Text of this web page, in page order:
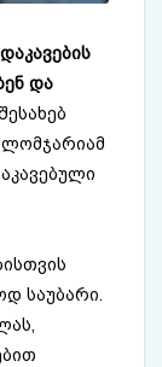
და
საუბარი.